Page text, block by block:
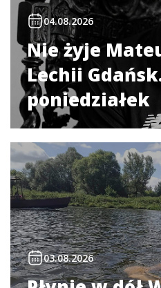
04.08.2026
Nie żyje
Lechii
poniedziałek
03.08.2026